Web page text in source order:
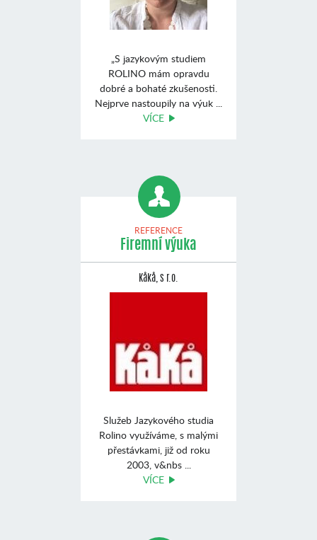
„S jazykovým studiem
ROLINO mám opravdu
dobré a bohaté zkušenosti.
Nejprve nastoupily na výuk ...
VÍCE
REFERENCE
Firemní výuka
Kåkå, s r.o.
Služeb Jazykového studia
Rolino využíváme, s malými
přestávkami, již od roku
2003, v&nbs ...
VÍCE